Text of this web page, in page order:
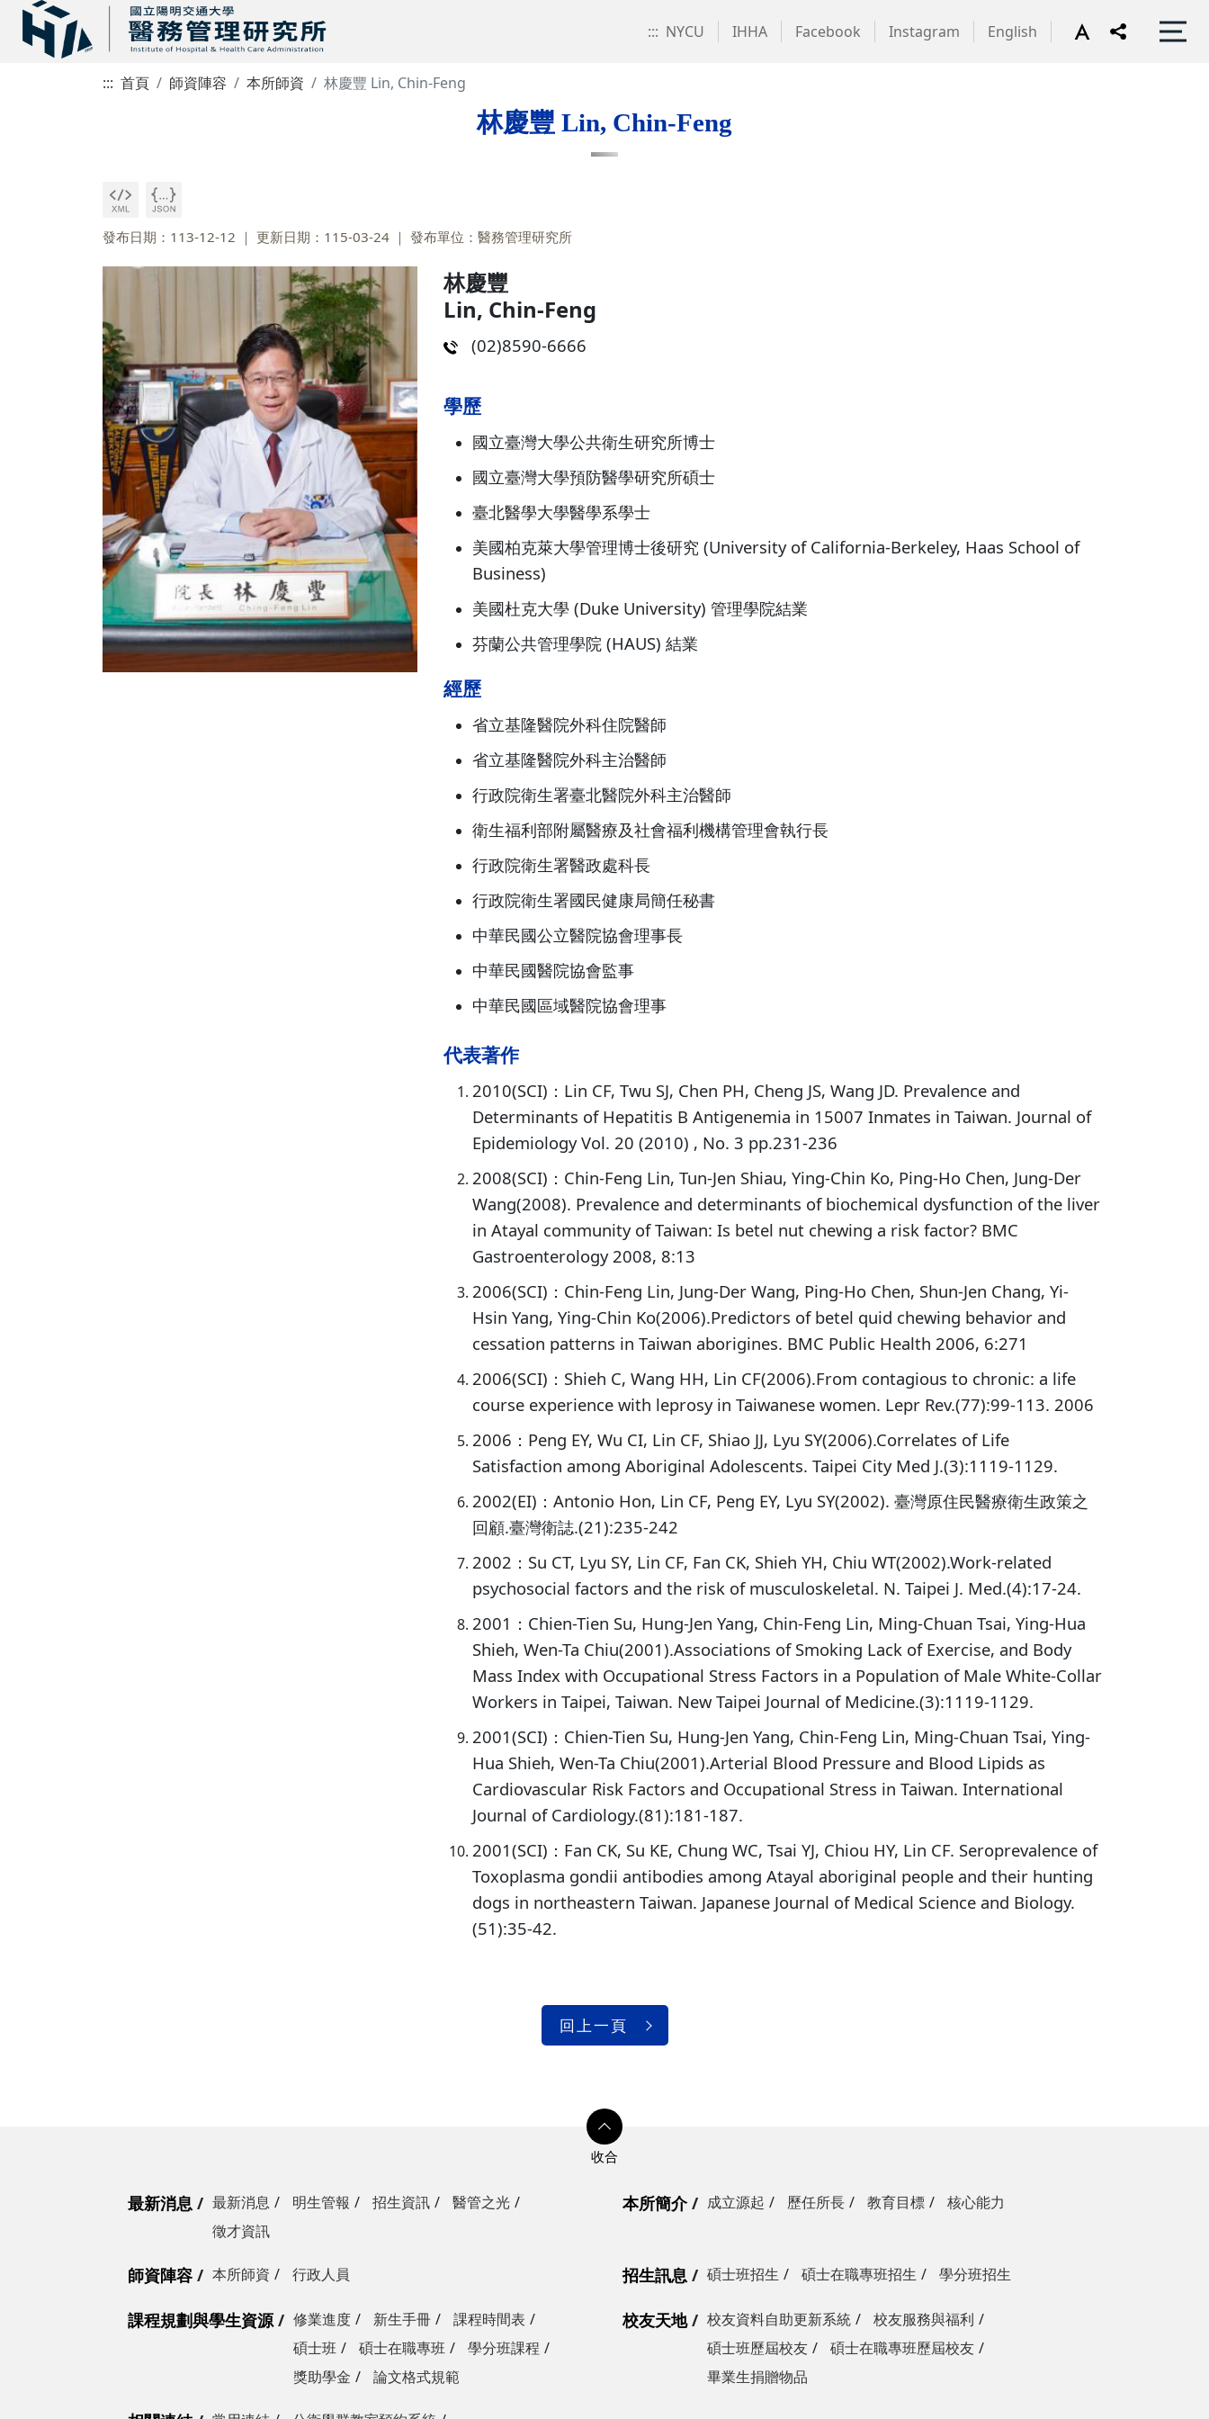
::: NYCU IHHA Facebook Instagram English
::: 首頁 師資陣容 本所師資 林慶豐 Lin, Chin-Feng
林慶豐 Lin, Chin-Feng
發布日期：113-12-12 更新日期：115-03-24 發布單位：醫務管理研究所
林慶豐
Lin, Chin-Feng
(02)8590-6666
學歷
國立臺灣大學公共衛生研究所博士
國立臺灣大學預防醫學研究所碩士
臺北醫學大學醫學系學士
美國柏克萊大學管理博士後研究 (University of California-Berkeley, Haas School of
Business)
美國杜克大學 (Duke University) 管理學院結業
芬蘭公共管理學院 (HAUS) 結業
經歷
省立基隆醫院外科住院醫師
省立基隆醫院外科主治醫師
行政院衛生署臺北醫院外科主治醫師
衛生福利部附屬醫療及社會福利機構管理會執行長
行政院衛生署醫政處科長
行政院衛生署國民健康局簡任秘書
中華民國公立醫院協會理事長
中華民國醫院協會監事
中華民國區域醫院協會理事
代表著作
2010(SCI)：Lin CF, Twu SJ, Chen PH, Cheng JS, Wang JD. Prevalence and
Determinants of Hepatitis B Antigenemia in 15007 Inmates in Taiwan. Journal of
Epidemiology Vol. 20 (2010) , No. 3 pp.231-236
2008(SCI)：Chin-Feng Lin, Tun-Jen Shiau, Ying-Chin Ko, Ping-Ho Chen, Jung-Der
Wang(2008). Prevalence and determinants of biochemical dysfunction of the liver
in Atayal community of Taiwan: Is betel nut chewing a risk factor? BMC
Gastroenterology 2008, 8:13
2006(SCI)：Chin-Feng Lin, Jung-Der Wang, Ping-Ho Chen, Shun-Jen Chang, Yi-
Hsin Yang, Ying-Chin Ko(2006).Predictors of betel quid chewing behavior and
cessation patterns in Taiwan aborigines. BMC Public Health 2006, 6:271
2006(SCI)：Shieh C, Wang HH, Lin CF(2006).From contagious to chronic: a life
course experience with leprosy in Taiwanese women. Lepr Rev.(77):99-113. 2006
2006：Peng EY, Wu CI, Lin CF, Shiao JJ, Lyu SY(2006).Correlates of Life
Satisfaction among Aboriginal Adolescents. Taipei City Med J.(3):1119-1129.
2002(EI)：Antonio Hon, Lin CF, Peng EY, Lyu SY(2002). 臺灣原住民醫療衛生政策之
回顧.臺灣衛誌.(21):235-242
2002：Su CT, Lyu SY, Lin CF, Fan CK, Shieh YH, Chiu WT(2002).Work-related
psychosocial factors and the risk of musculoskeletal. N. Taipei J. Med.(4):17-24.
2001：Chien-Tien Su, Hung-Jen Yang, Chin-Feng Lin, Ming-Chuan Tsai, Ying-Hua
Shieh, Wen-Ta Chiu(2001).Associations of Smoking Lack of Exercise, and Body
Mass Index with Occupational Stress Factors in a Population of Male White-Collar
Workers in Taipei, Taiwan. New Taipei Journal of Medicine.(3):1119-1129.
2001(SCI)：Chien-Tien Su, Hung-Jen Yang, Chin-Feng Lin, Ming-Chuan Tsai, Ying-
Hua Shieh, Wen-Ta Chiu(2001).Arterial Blood Pressure and Blood Lipids as
Cardiovascular Risk Factors and Occupational Stress in Taiwan. International
Journal of Cardiology.(81):181-187.
2001(SCI)：Fan CK, Su KE, Chung WC, Tsai YJ, Chiou HY, Lin CF. Seroprevalence of
Toxoplasma gondii antibodies among Atayal aboriginal people and their hunting
dogs in northeastern Taiwan. Japanese Journal of Medical Science and Biology.
(51):35-42.
回上一頁
最新消息 最新消息 明生管報 招生資訊
醫管之光
徵才資訊
本所簡介 成立源起 歷任所長 教育目標 核心能力
師資陣容 本所師資 行政人員 招生訊息 碩士班招生 碩士在職專班招生 學分班招生
課程規劃與學生資源 修業進度 新生手冊
課程時間表
碩士班
碩士在職專班
學分班課程
獎助學金
論文格式規範
校友天地 校友資料自助更新系統
校友服務與福利
碩士班歷屆校友
碩士在職專班歷屆校友
畢業生捐贈物品